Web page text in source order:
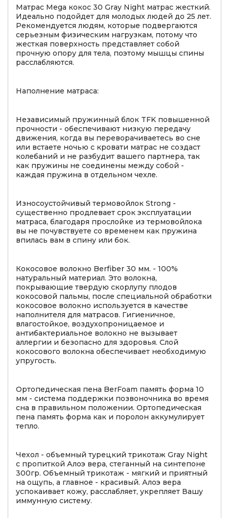
Матрас Mega кокос 30 Gray Night матрас жесткий.
Идеально подойдет для молодых людей до 25 лет.
Рекомендуется людям, которые подвергаются
серьезным физическим нагрузкам, потому что
жесткая поверхность представляет собой
прочную опору для тела, поэтому мышцы спины
расслабляются.
Наполнение матраса:
Независимый пружинный блок TFK повышенной
прочности - обеспечивают низкую передачу
движения, когда вы переворачиваетесь во сне
или встаете ночью с кровати матрас не создаст
колебаний и не разбудит вашего партнера, так
как пружины не соединены между собой -
каждая пружина в отдельном чехле.
Износоустойчивый термовойлок Strong -
существенно продлевает срок эксплуатации
матраса, благодаря прослойке из термовойлока
вы не почувствуете со временем как пружина
впилась вам в спину или бок.
Кокосовое волокно Berfiber 30 мм. - 100%
натуральный материал. Это волокна,
покрывающие твердую скорлупу плодов
кокосовой пальмы, после специальной обработки
кокосовое волокно используется в качестве
наполнителя для матрасов. Гигиеничное,
влагостойкое, воздухопроницаемое и
антибактериальное волокно не вызывает
аллергии и безопасно для здоровья. Слой
кокосового волокна обеспечивает необходимую
упругость.
Ортопедическая пена BerFoam память форма 10
мм - система поддержки позвоночника во время
сна в правильном положении. Ортопедическая
пена память форма как и поролон аккумулирует
тепло.
Чехол - объемный турецкий трикотаж Gray Night
с пропиткой Алоэ вера, стеганный на синтепоне
300гр. Объемный трикотаж - мягкий и приятный
на ощупь, а главное - красивый. Алоэ вера
успокаивает кожу, расслабляет, укрепляет Вашу
иммунную систему.